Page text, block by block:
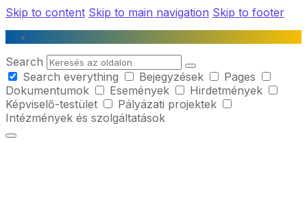
Skip to content Skip to main navigation Skip to footer
Search
Search everything
Bejegyzések
Pages
Dokumentumok
Események
Hirdetmények
Képviselő-testület
Pályázati projektek
Intézmények és szolgáltatások